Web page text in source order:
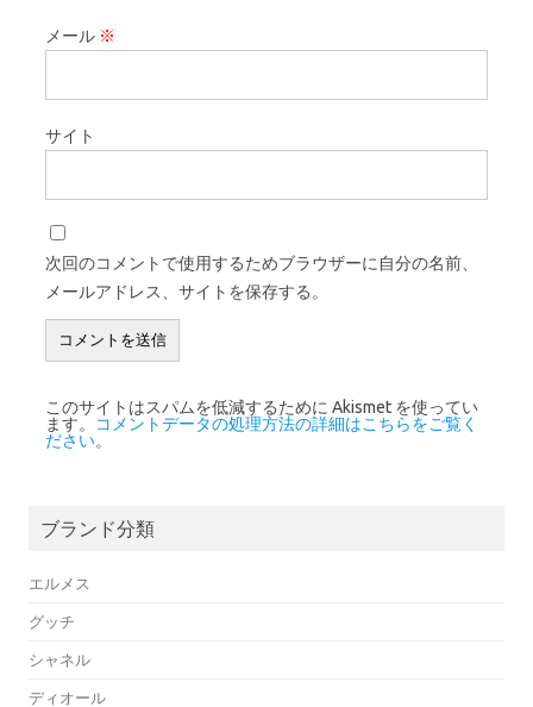
メール ※
サイト
次回のコメントで使用するためブラウザーに自分の名前、
メールアドレス、サイトを保存する。
このサイトはスパムを低減するために Akismet を使ってい
ます。
コメントデータの処理方法の詳細はこちらをご覧く
ださい。
ブランド分類
エルメス
グッチ
シャネル
ディオール